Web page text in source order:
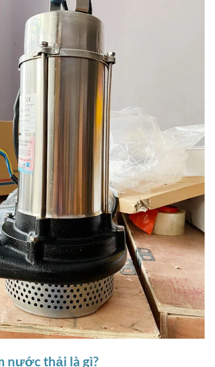
nước thải là gì?